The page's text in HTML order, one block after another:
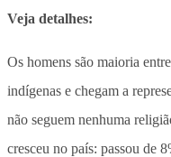
Veja detalhes:
Os homens são maioria
indígenas e chegam a
não seguem nenhuma
cresceu no país: passou de